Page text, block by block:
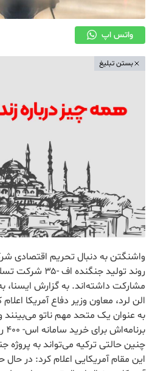
واتس اپ
بستن تبلیغ
واشنگتن به دنبال تحریم اقتصادی
روند تولید
مشارکت داشته‌اند. به گزارش ایسنا،
الن لرد، معاون وزیر دفاع آمریکا
به عنوان یک متحد مهم ناتو می‌بینند
این مقام آمریکایی اعلام کرد: در